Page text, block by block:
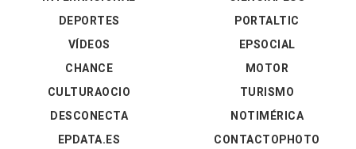
DEPORTES
VÍDEOS
PORTALTIC
EPSOCIAL
CHANCE
CULTURAOCIO
DESCONECTA
EPDATA.ES
MOTOR
TURISMO
NOTIMÉRICA
CONTACTOPHOTO